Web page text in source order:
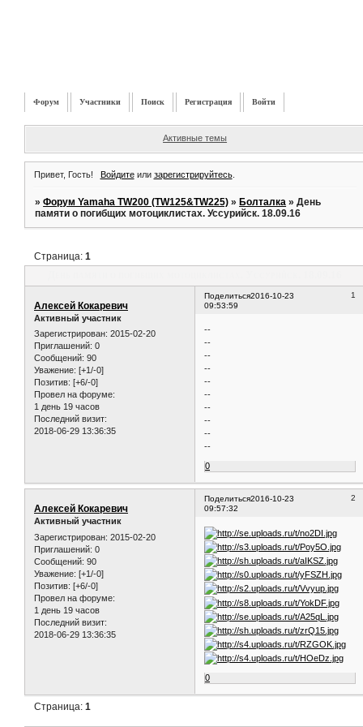
Форум Участники Поиск Регистрация Войти
Активные темы
Привет, Гость! Войдитеили зарегистрируйтесь.
»Форум Yamaha TW200 (TW125&TW225) »Болталка »День
памяти о погибщих мотоциклистах. Уссурийск. 18.09.16
Страница:1
Поделиться 1
2016-10-23
09:53:59
Алексей Кокаревич
Активный участник
Зарегистрирован: 2015-02-20
Приглашений: 0
Сообщений: 90
Уважение: [+1/-0]
Позитив: [+6/-0]
Провел на форуме:
1 день 19 часов
Последний визит:
2018-06-29 13:36:35
--
--
--
--
--
--
--
--
--
--
0
Поделиться 2
2016-10-23
09:57:32
Алексей Кокаревич
Активный участник
Зарегистрирован: 2015-02-20
Приглашений: 0
Сообщений: 90
Уважение: [+1/-0]
Позитив: [+6/-0]
Провел на форуме:
1 день 19 часов
Последний визит:
2018-06-29 13:36:35
0
Страница:1